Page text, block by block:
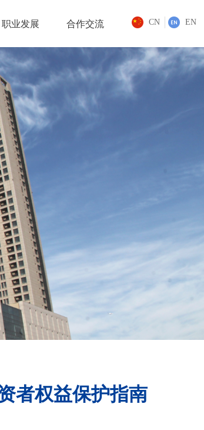
职业发展 合作交流 CN EN
者权益保护指南